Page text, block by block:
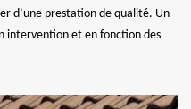
d’une prestation de qualité. Un
intervention et en fonction des